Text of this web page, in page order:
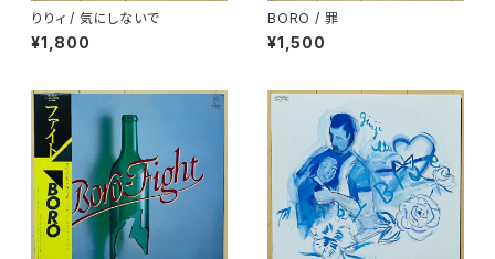
りりィ / 気にしないで
¥1,800
BORO / 罪
¥1,500